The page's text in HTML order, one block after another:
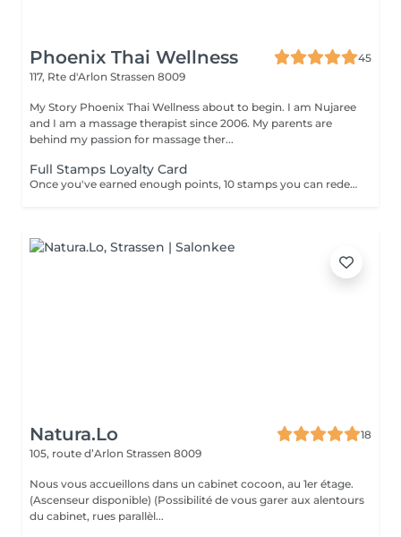
Phoenix Thai Wellness
45
117, Rte d'Arlon Strassen 8009
My Story Phoenix Thai Wellness about to begin. I am Nujaree
and I am a massage therapist since 2006. My parents are
behind my passion for massage ther...
Full Stamps Loyalty Card
Once you've earned enough points, 10 stamps you can redeem them for a discount 30 minutes free.
Natura.Lo
18
105, route d’Arlon Strassen 8009
Nous vous accueillons dans un cabinet cocoon, au 1er étage.
(Ascenseur disponible) (Possibilité de vous garer aux alentours
du cabinet, rues parallèl...